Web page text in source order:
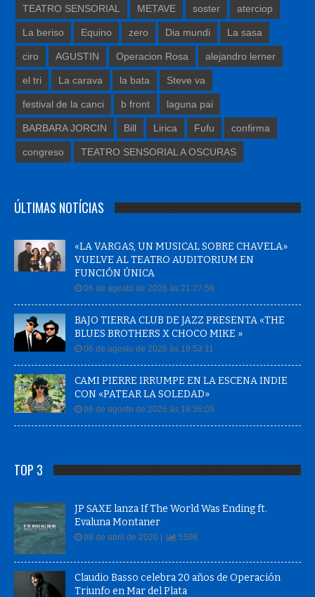
TEATRO SENSORIAL METAVE soster aterciop
La beriso Equino zero Dia mundi La sasa
ciro AGUSTIN Operacion Rosa alejandro lerner
el tri La carava la bata Steve va
festival de la canci b front laguna pai
BARBARA JORCIN Bill Lirica Fufu confirma
congreso TEATRO SENSORIAL A OSCURAS
ÚLTIMAS NOTÍCIAS
«LA VARGAS, UN MUSICAL SOBRE CHAVELA»
VUELVE AL TEATRO AUDITORIUM EN
FUNCIÓN ÚNICA
06 de agosto de 2026 às 21:27:58
BAJO TIERRA CLUB DE JAZZ PRESENTA «THE
BLUES BROTHERS X CHOCO MIKE »
06 de agosto de 2026 às 19:53:11
CAMI PIERRE IRRUMPE EN LA ESCENA INDIE
CON «PATEAR LA SOLEDAD»
06 de agosto de 2026 às 19:36:09
TOP 3
JP SAXE lanza If The World Was Ending ft.
Evaluna Montaner
08 de abril de 2020 | 5596
Claudio Basso celebra 20 años de Operación
Triunfo en Mar del Plata